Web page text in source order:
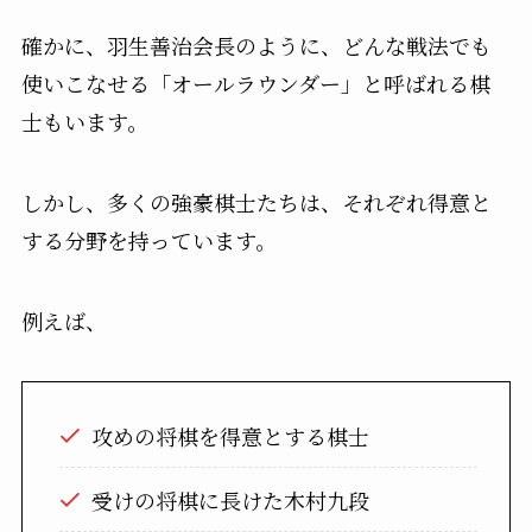
確かに、羽生善治会長のように、どんな戦法でも
使いこなせる「オールラウンダー」と呼ばれる棋
士もいます。
しかし、多くの強豪棋士たちは、それぞれ得意と
する分野を持っています。
例えば、
攻めの将棋を得意とする棋士
受けの将棋に長けた木村九段